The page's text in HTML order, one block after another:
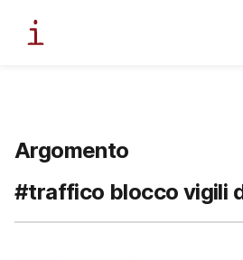
Argomento
#traffico blocco vigili